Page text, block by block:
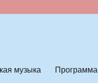
музыка Программа